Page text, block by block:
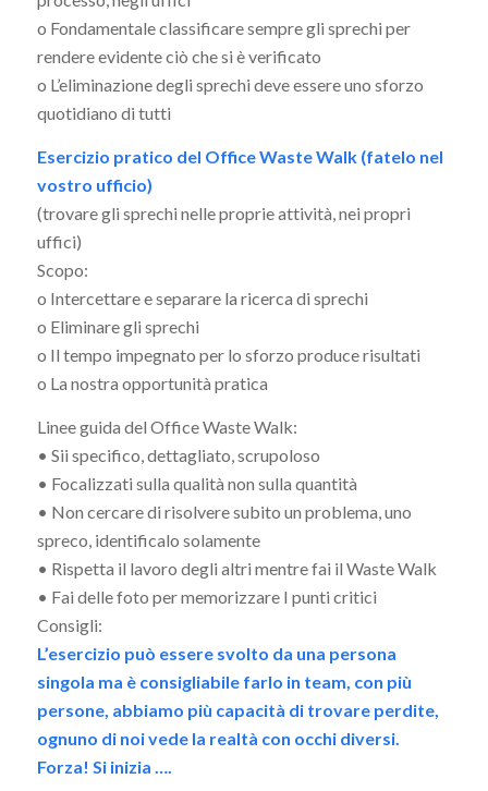
o Fondamentale classificare sempre gli sprechi per
rendere evidente ciò che si è verificato
o L’eliminazione degli sprechi deve essere uno sforzo
quotidiano di tutti
Esercizio pratico del Office Waste Walk (fatelo nel
vostro ufficio)
(trovare gli sprechi nelle proprie attività, nei propri
uffici)
Scopo:
o Intercettare e separare la ricerca di sprechi
o Eliminare gli sprechi
o Il tempo impegnato per lo sforzo produce risultati
o La nostra opportunità pratica
Linee guida del Office Waste Walk:
• Sii specifico, dettagliato, scrupoloso
• Focalizzati sulla qualità non sulla quantità
• Non cercare di risolvere subito un problema, uno
spreco, identificalo solamente
• Rispetta il lavoro degli altri mentre fai il Waste Walk
• Fai delle foto per memorizzare I punti critici
Consigli:
L’esercizio può essere svolto da una persona
singola ma è consigliabile farlo in team, con più
persone, abbiamo più capacità di trovare perdite,
ognuno di noi vede la realtà con occhi diversi.
Forza! Si inizia ….